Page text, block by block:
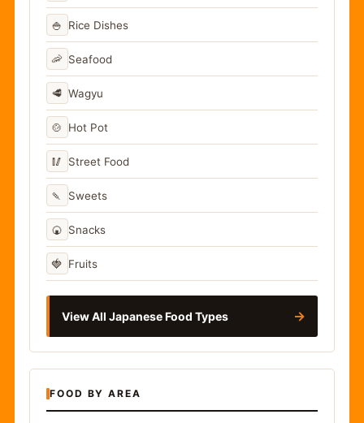
🍚 Rice Dishes
🦐 Seafood
🥩 Wagyu
🍲 Hot Pot
🥢 Street Food
🍡 Sweets
🍘 Snacks
🍓 Fruits
View All Japanese Food Types →
FOOD BY AREA